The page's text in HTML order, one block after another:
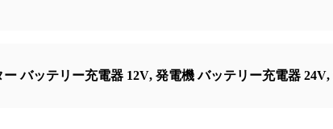
バッテリー充電器 12V, 発電機 バッテリー充電器 24V,